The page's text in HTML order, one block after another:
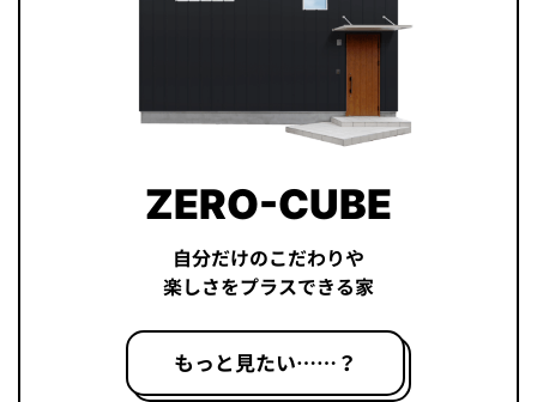
ZERO-CUBE
自分だけのこだわりや
楽しさをプラスできる家
もっと見たい……？